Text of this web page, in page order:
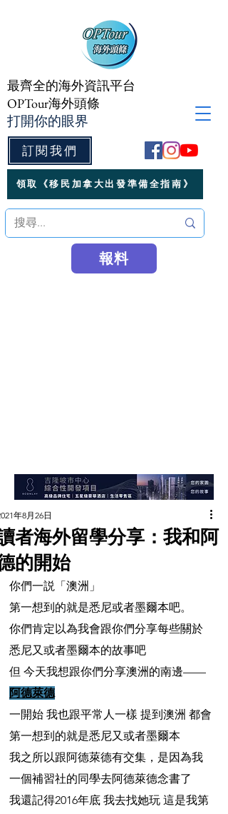
訂閱我們
最齊全的海外資訊平台
OPTour海外頭條
打開你的眼界
領取《移民加拿大出發準備全指南》
報料
者海外留學分享：我和阿
的開始
年8月26日
你們一説「澳洲」
第一想到的就是悉尼或者墨爾本吧。
你們肯定以為我會跟你們分享每些關於
悉尼又或者墨爾本的故事吧
但 今天我想跟你們分享澳洲的南邊——
阿德萊德
一開始 我也跟平常人一樣 提到澳洲 都會
第一想到的就是悉尼又或者墨爾本
我之所以跟阿德萊德有交集，是因為我
一個補習社的同學去阿德萊德念書了
我還記得2016年底 我去找她玩 這是我第